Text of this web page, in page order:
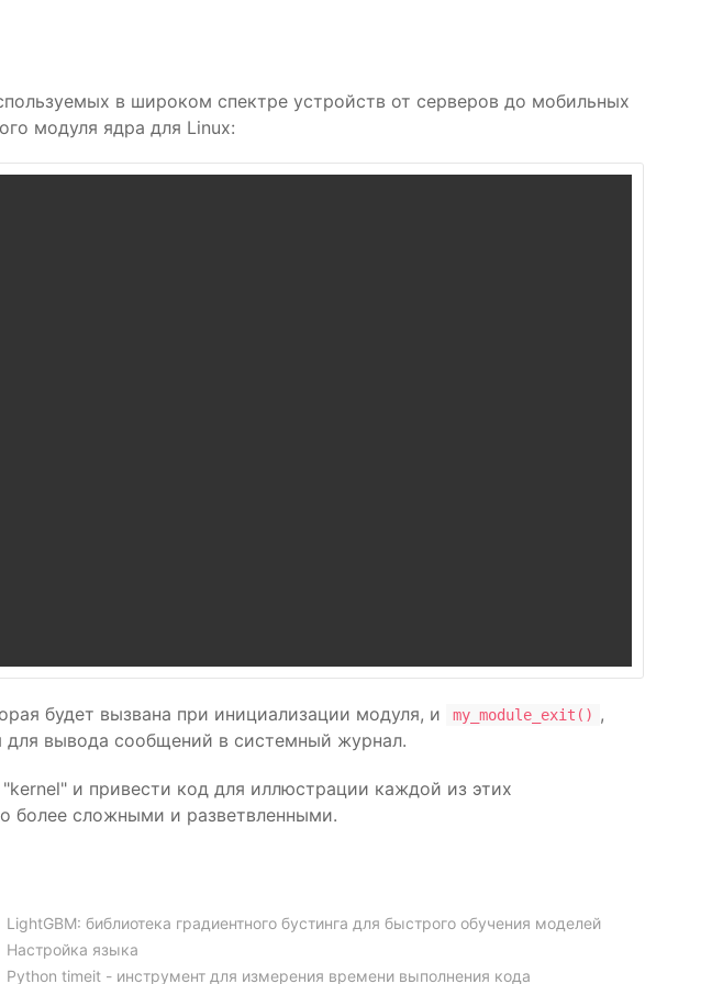
в широком спектре устройств от серверов до мобильных
модуля ядра для Linux:
будет вызвана при инициализации модуля, и my_module_exit() ,
для вывода сообщений в системный журнал.
и привести код для иллюстрации каждой из этих
более сложными и разветвленными.
LightGBM: библиотека градиентного бустинга для быстрого обучения моделей
Настройка языка
Python timeit - инструмент для измерения времени выполнения кода